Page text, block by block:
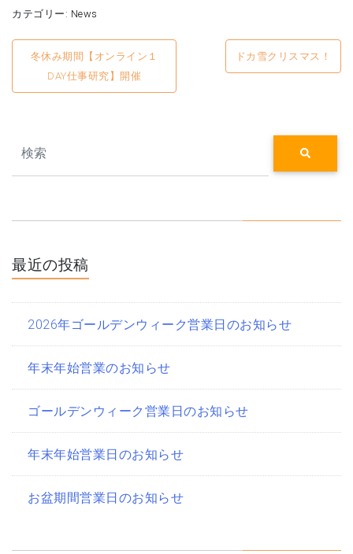
カテゴリー: News
投
稿
ナ
ゲ
ー
シ
ン
冬休み期間【オンライン１
DAY仕事研究】開催
ドカ雪クリスマス！
最近の投稿
2026年ゴールデンウィーク営業日のお知らせ
年末年始営業のお知らせ
ゴールデンウィーク営業日のお知らせ
年末年始営業日のお知らせ
お盆期間営業日のお知らせ